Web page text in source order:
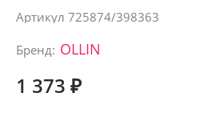
Артикул 725874/398363
Бренд: OLLIN
1 373 ₽